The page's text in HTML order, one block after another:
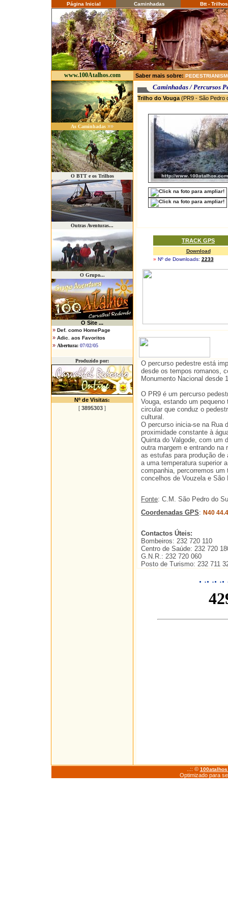
Página Inicial Caminhadas Btt - Trilhos
www.100Atalhos.com Saber mais sobre:
As Caminhadas »»
O BTT e os Trilhos
Outras Aventuras...
O Grupo...
O Site ...
» Def. como HomePage
» Adic. aos Favoritos
» Abertura: 07/02/05
Produzido por:
Nº de Visitas:
[ 3895303 ]
Caminhadas /
Trilho do Vouga (PR9 - São Pedro
TRACK GPS
Download
» Nº de Downloads: 2233
O percurso pedestre está
desde os tempos romanos,
Monumento Nacional desde
O PR9 é um percurso
Vouga, estando um
circular que conduz o
cultural.
O percurso inicia-se na Rua
proximidade constante à
Quinta do Valgode, com um
outra margem e entrando na
as estufas para produção
a uma temperatura superior
companhia, percorremos
concelhos de Vouzela e
Fonte: C.M. São Pedro do
Coordenadas GPS: N40
Contactos Úteis:
Bombeiros: 232 720 110
Centro de Saúde: 232 720
G.N.R.: 232 720 060
Posto de Turismo: 232 711
. .. .. ..
..:: ©
Optimizado para